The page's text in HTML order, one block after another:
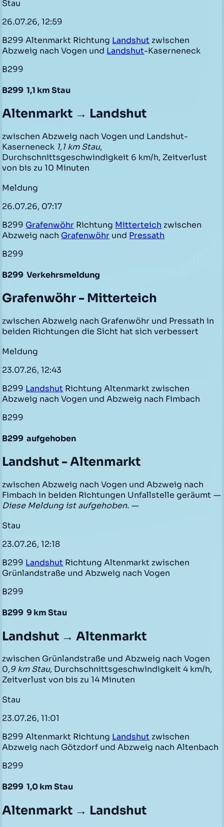
Stau
26.07.26, 12:59
B299 Altenmarkt Richtung Landshut zwischen
Abzweig nach Vogen und Landshut-Kaserneneck
B299
B299 1,1 km Stau
Altenmarkt → Landshut
zwischen Abzweig nach Vogen und Landshut-
Kaserneneck 1,1 km Stau,
Durchschnittsgeschwindigkeit 6 km/h, Zeitverlust
von bis zu 10 Minuten
Meldung
26.07.26, 07:17
B299 Grafenwöhr Richtung Mitterteich zwischen
Abzweig nach Grafenwöhr und Pressath
B299
B299 Verkehrsmeldung
Grafenwöhr - Mitterteich
zwischen Abzweig nach Grafenwöhr und Pressath in
beiden Richtungen die Sicht hat sich verbessert
Meldung
23.07.26, 12:43
B299 Landshut Richtung Altenmarkt zwischen
Abzweig nach Vogen und Abzweig nach Fimbach
B299
B299 aufgehoben
Landshut - Altenmarkt
zwischen Abzweig nach Vogen und Abzweig nach
Fimbach in beiden Richtungen Unfallstelle geräumt —
Diese Meldung ist aufgehoben. —
Stau
23.07.26, 12:18
B299 Landshut Richtung Altenmarkt zwischen
Grünlandstraße und Abzweig nach Vogen
B299
B299 9 km Stau
Landshut → Altenmarkt
zwischen Grünlandstraße und Abzweig nach Vogen
0,9 km Stau, Durchschnittsgeschwindigkeit 4 km/h,
Zeitverlust von bis zu 14 Minuten
Stau
23.07.26, 11:01
B299 Altenmarkt Richtung Landshut zwischen
Abzweig nach Götzdorf und Abzweig nach Altenbach
B299
B299 1,0 km Stau
Altenmarkt → Landshut